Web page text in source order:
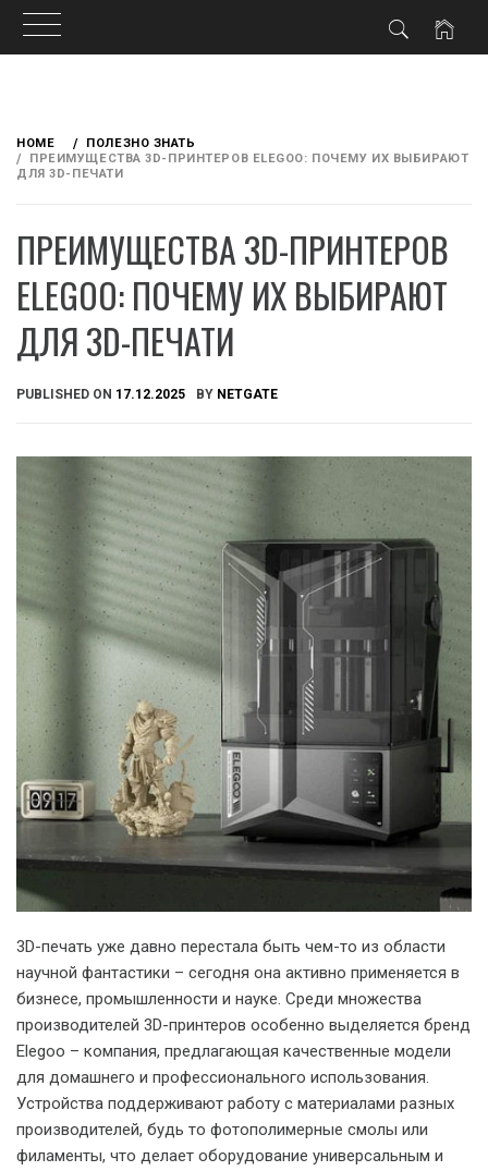
content
HOME
ПОЛЕЗНО ЗНАТЬ
ПРЕИМУЩЕСТВА 3D-ПРИНТЕРОВ ELEGOO: ПОЧЕМУ ИХ ВЫБИРАЮТ
ДЛЯ 3D-ПЕЧАТИ
ПРЕИМУЩЕСТВА 3D-ПРИНТЕРОВ
ELEGOO: ПОЧЕМУ ИХ ВЫБИРАЮТ
ДЛЯ 3D-ПЕЧАТИ
PUBLISHED ON 17.12.2025 BY NETGATE
3D-печать уже давно перестала быть чем-то из области
научной фантастики – сегодня она активно применяется в
бизнесе, промышленности и науке. Среди множества
производителей 3D-принтеров особенно выделяется бренд
Elegoo – компания, предлагающая качественные модели
для домашнего и профессионального использования.
Устройства поддерживают работу с материалами разных
производителей, будь то фотополимерные смолы или
филаменты, что делает оборудование универсальным и